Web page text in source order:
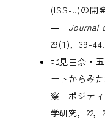
(ISS-J)の開
― Journal
29(1)，39-44．
北見由奈・
ートからみ
察―ポジテ
学研究，22，